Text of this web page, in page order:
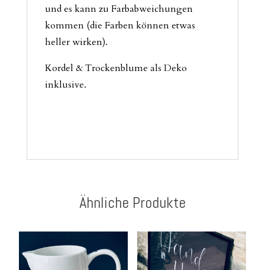
und es kann zu Farbabweichungen
kommen (die Farben können etwas
heller wirken).
Kordel & Trockenblume als Deko
inklusive.
Ähnliche Produkte